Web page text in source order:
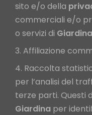
sito e/o della
commerciali e/o
o servizi di Giardina
Affiliazione
Raccolta
per l’analisi del
terze parti. Questi
Giardina per